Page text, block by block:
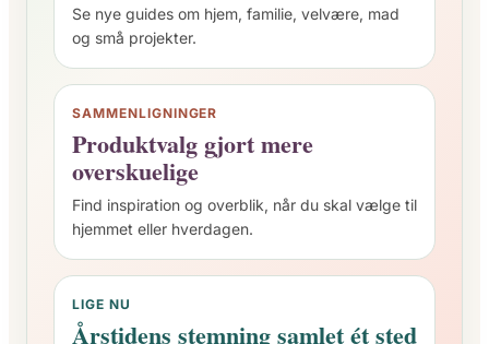
Se nye guides om hjem, familie, velvære, mad
og små projekter.
SAMMENLIGNINGER
Produktvalg gjort mere
overskuelige
Find inspiration og overblik, når du skal vælge til
hjemmet eller hverdagen.
LIGE NU
Årstidens stemning samlet ét sted